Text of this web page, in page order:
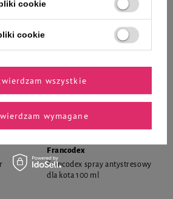
Francodex
Francodex spray antystresowy
dla kota 100 ml
cookie
cookie
wymagane
wszystkie